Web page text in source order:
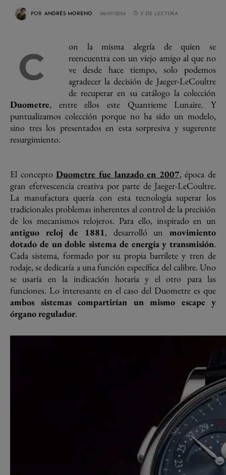
POR ANDRÉS MORENO 06/07/2024 3' DE LECTURA
C
on la misma alegría de quien se
reencuentra con un viejo amigo al que no
ve desde hace tiempo, solo podemos
agradecer la decisión de Jaeger-LeCoultre
de recuperar en su catálogo la colección
Duometre, entre ellos este Quantieme Lunaire. Y
puntualizamos colección porque no ha sido un modelo,
sino tres los presentados en esta sorpresiva y sugerente
resurgimiento.
El conceptoDuometre fue lanzado en 2007, época de
gran efervescencia creativa por parte de Jaeger-LeCoultre.
La manufactura quería con esta tecnología superar los
tradicionales problemas inherentes al control de la precisión
de los mecanismos relojeros. Para ello, inspirado en un
antiguo reloj de 1881, desarrolló un movimiento
dotado de un doble sistema de energía y transmisión.
Cada sistema, formado por su propia barrilete y tren de
rodaje, se dedicaría a una función específica del calibre. Uno
se usaría en la indicación horaria y el otro para las
funciones. Lo interesante en el caso del Duometre es que
ambos sistemas compartirían un mismo escape y
órgano regulador.